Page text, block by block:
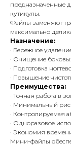
предназначенные
кутикулы.
Файлы заменяют
максимально
Назначение:
· Бережное
· Очищение
· Подготовка
· Повышение
Преимущества:
· Точная работа в
· Минимальный
· Контролируемая
· Одноразовое
· Экономия
Мини-файлы